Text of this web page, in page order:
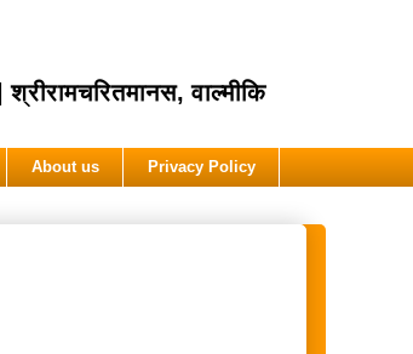
वाल्मीकि
About us Privacy Policy